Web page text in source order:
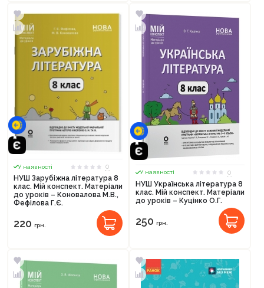
У наявності
0
НУШ Зарубіжна література 8
клас. Мій конспект. Матеріали
до уроків – Коновалова М.В.,
Фефілова Г.Є.
220 грн.
У наявності
0
НУШ Українська література 8
клас. Мій конспект. Матеріали
до уроків – Куцінко О.Г.
250 грн.